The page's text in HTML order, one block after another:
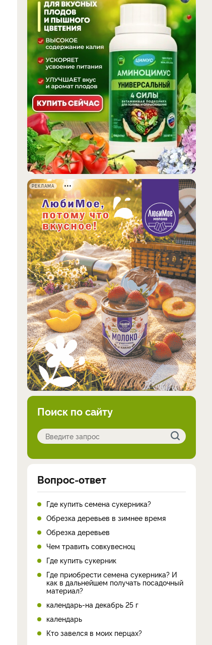
РЕКЛАМА
Поиск по сайту
Вопрос-ответ
Где купить семена сукерника?
Обрезка деревьев в зимнее время
Обрезка деревьев
Чем травить совкувесноц
Где купить сукерник
Где приобрести семена сукерника? И
как в дальнейшем получать посадочный
материал?
календарь-на декабрь 25 г
календарь
Кто завелся в моих перцах?